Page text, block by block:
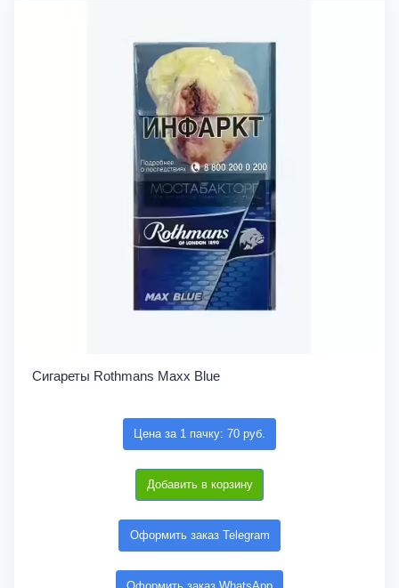
Сигареты Rothmans Maxx Blue
Цена за 1 пачку: 70 руб.
Добавить в корзину
Оформить заказ Telegram